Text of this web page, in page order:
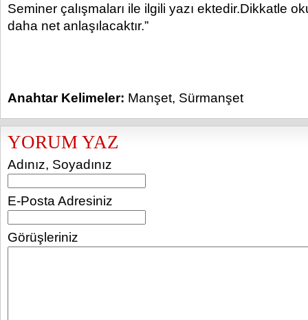
Seminer çalışmaları ile ilgili yazı ektedir.Dikkatle
daha net anlaşılacaktır.”
Anahtar Kelimeler: Manşet, Sürmanşet
YORUM YAZ
Adınız, Soyadınız
E-Posta Adresiniz
Görüşleriniz